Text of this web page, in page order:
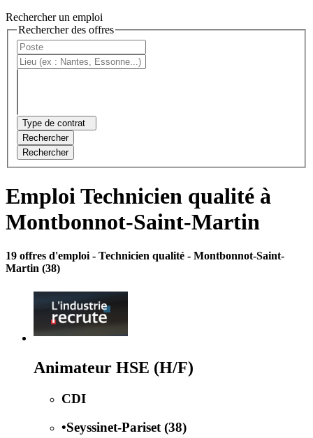
Rechercher un emploi
Rechercher des offres
Type de contrat
Rechercher
Rechercher
Emploi Technicien qualité à
Montbonnot-Saint-Martin
19 offres d'emploi - Technicien qualité - Montbonnot-Saint-
Martin (38)
Animateur HSE (H/F)
CDI
•Seyssinet-Pariset (38)